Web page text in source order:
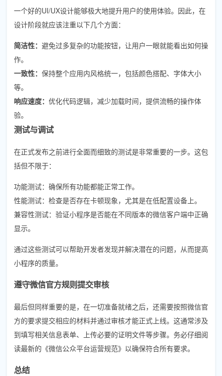
一个好的UI/UX设计能够极大地提升用户的使用体验。因此，在
设计阶段就应该注重以下几个方面：
简洁性： 避免过多复杂的功能按钮，让用户一眼就能看出如何操
作。
一致性： 保持整个应用内风格统一，包括颜色搭配、字体大小
等。
响应速度： 优化代码逻辑，减少加载时间，提供流畅的操作体
验。
测试与调试
在正式发布之前进行全面而细致的测试是非常重要的一步。这包
括但不限于：
功能测试：确保所有功能都能正常工作。
性能测试：检查是否存在卡顿现象，尤其是在低配置设备上。
兼容性测试：验证小程序是否能在不同版本的微信客户端中正确
显示。
通过这些测试可以帮助开发者发现并解决潜在的问题，从而提高
小程序的质量。
遵守微信官方规则提交审核
最后但同样重要的是，在一切准备就绪之后，还需要按照微信官
方的要求提交相应的材料并通过审核才能正式上线。这通常涉及
到填写相关信息表单、上传必要的证明文件等步骤。务必仔细阅
读最新的《微信公众平台运营规范》以确保符合所有要求。
总结